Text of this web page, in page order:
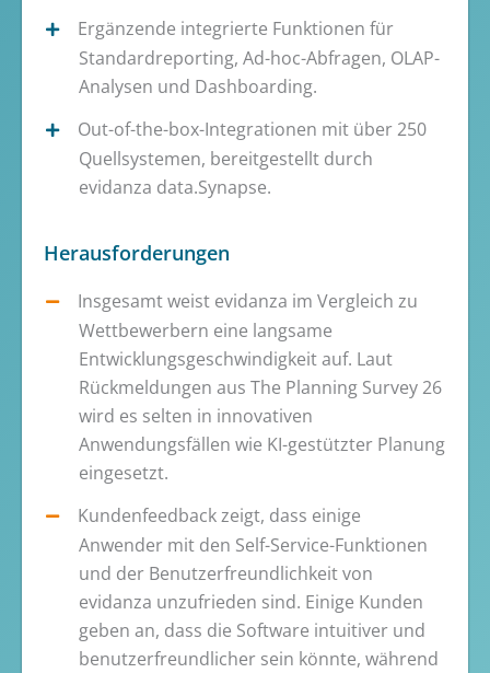
Ergänzende integrierte Funktionen für
Standardreporting, Ad-hoc-Abfragen, OLAP-
Analysen und Dashboarding.
Out-of-the-box-Integrationen mit über 250
Quellsystemen, bereitgestellt durch
evidanza data.Synapse.
Herausforderungen
Insgesamt weist evidanza im Vergleich zu
Wettbewerbern eine langsame
Entwicklungsgeschwindigkeit auf. Laut
Rückmeldungen aus The Planning Survey 26
wird es selten in innovativen
Anwendungsfällen wie KI-gestützter Planung
eingesetzt.
Kundenfeedback zeigt, dass einige
Anwender mit den Self-Service-Funktionen
und der Benutzerfreundlichkeit von
evidanza unzufrieden sind. Einige Kunden
geben an, dass die Software intuitiver und
benutzerfreundlicher sein könnte, während